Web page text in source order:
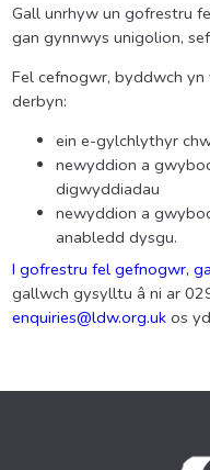
Gall unrhyw un gofrestru
gan gynnwys unigolion,
Fel cefnogwr, byddwch yn
derbyn:
ein e-gylchlythyr
newyddion a
digwyddiadau
newyddion a
anabledd dysgu.
I gofrestru fel gefnogwr,
gallwch gysylltu â ni ar
enquiries@ldw.org.ukos